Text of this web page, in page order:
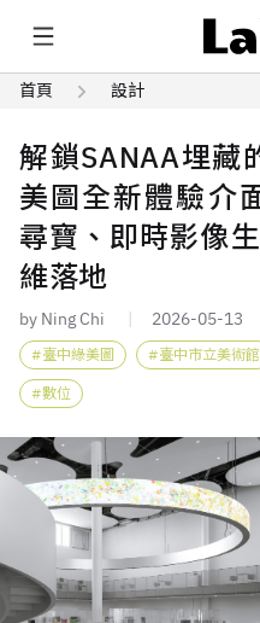
首頁 設計
解鎖SANAA埋藏
美圖全新體驗介
尋寶、即時影像
維落地
by Ning Chi 2026-05-13
臺中綠美圖 臺中市立美術館
數位